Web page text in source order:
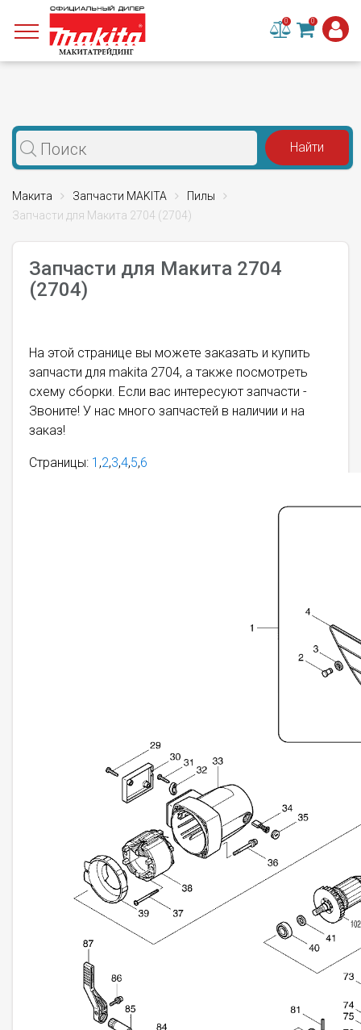
0 0
Макита Запчасти MAKITA
Пилы
Запчасти для Макита 2704 (2704)
Запчасти для Макита 2704
(2704)
На этой странице вы можете заказать и купить
запчасти для makita 2704, а также посмотреть
схему сборки. Если вас интересуют запчасти -
Звоните! У нас много запчастей в наличии и на
заказ!
Страницы: 1 ,2,3,4,5,6